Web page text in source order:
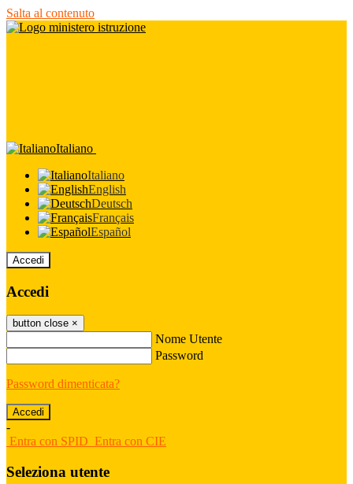
Salta al contenuto
Italiano
Italiano
English
Deutsch
Français
Español
Accedi
Accedi
button close ×
Nome Utente
Password
Password dimenticata?
-
Entra con SPID Entra con CIE
Seleziona utente